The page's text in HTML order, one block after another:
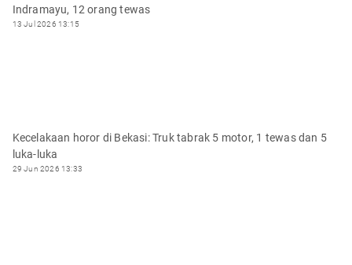
Indramayu, 12 orang tewas
13 Jul 2026 13:15
Kecelakaan horor di Bekasi: Truk tabrak 5 motor, 1 tewas dan 5
luka-luka
29 Jun 2026 13:33